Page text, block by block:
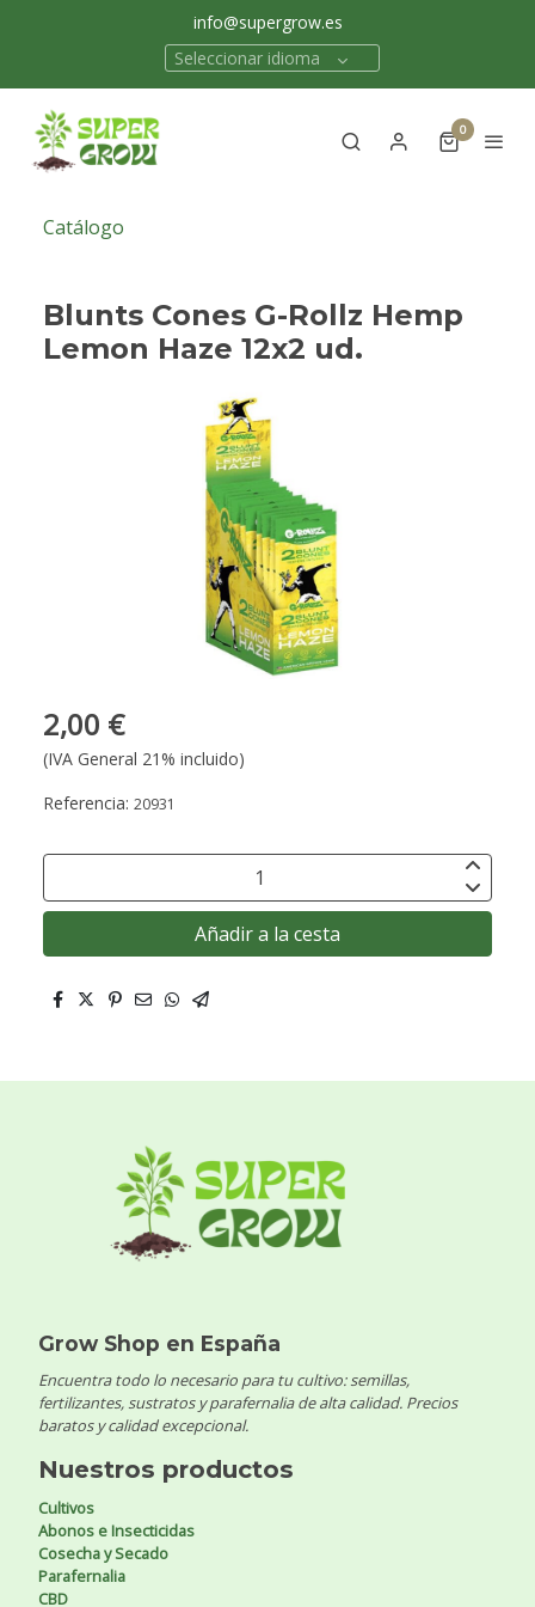
info@supergrow.es
Seleccionar idioma
0
Catálogo
Blunts Cones G-Rollz Hemp
Lemon Haze 12x2 ud.
2,00 €
(IVA General 21% incluido)
Referencia: 20931
Añadir a la cesta
Grow Shop en España
Encuentra todo lo necesario para tu cultivo: semillas,
fertilizantes, sustratos y parafernalia de alta calidad. Precios
baratos y calidad excepcional.
Nuestros productos
Cultivos
Abonos e Insecticidas
Cosecha y Secado
Parafernalia
CBD